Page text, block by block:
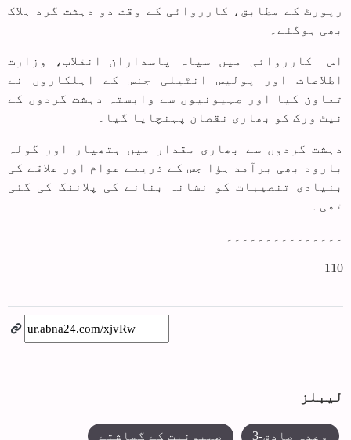
رپورٹ کے مطابق، کارروائی کے وقت دو دہشت گرد ہلاک
بھی ہوگئے۔
اس کارروائی میں سپاہ پاسداران انقلاب، وزارت
اطلاعات اور پولیس انٹیلی جنس کے اہلکاروں نے
تعاون کیا اور صہیونیوں سے وابستہ دہشت گردوں کے
نیٹ ورک کو بھاری نقصان پہنچایا گیا۔
دہشت گردوں سے بھاری مقدار میں ہتھیار اور گولہ
بارود بھی برآمد ہؤا جس کے ذریعے عوام اور علاقے کی
بنیادی تنصیبات کو نشانہ بنانے کی پلاننگ کی گئی
تھی۔
110
لیبلز
وعدہ صادق-3 صہیونیت کے گماشتے